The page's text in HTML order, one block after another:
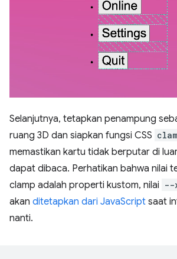
Selanjutnya, tetapkan penampung
ruang 3D dan siapkan fungsi CSS
memastikan kartu tidak berputar di
dapat dibaca. Perhatikan bahwa nilai
clamp adalah properti kustom, nilai --
akan ditetapkan dari JavaScript saat
nanti.